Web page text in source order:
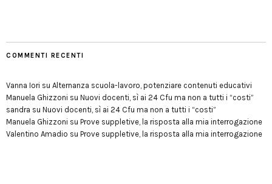
COMMENTI RECENTI
Vanna Iori su Alternanza scuola-lavoro, potenziare contenuti educativi
Manuela Ghizzoni su Nuovi docenti, sì ai 24 Cfu ma non a tutti i “costi”
sandra su Nuovi docenti, sì ai 24 Cfu ma non a tutti i “costi”
Manuela Ghizzoni su Prove suppletive, la risposta alla mia interrogazione
Valentino Amadio su Prove suppletive, la risposta alla mia interrogazione